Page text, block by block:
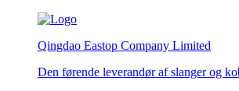
Qingdao Eastop Company Limited
Den førende leverandør af slanger og